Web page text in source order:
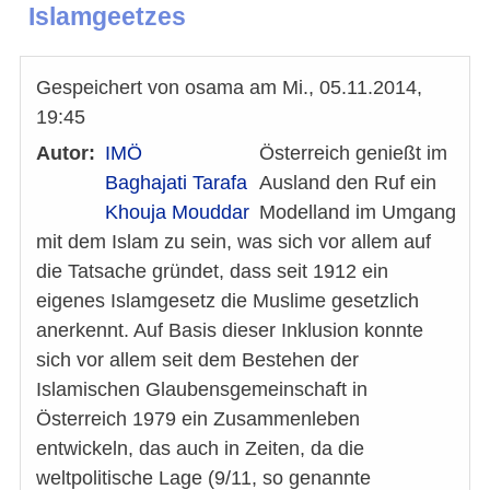
Islamgeetzes
Gespeichert von osama am Mi., 05.11.2014,
19:45
Autor
IMÖ
Baghajati Tarafa
Khouja Mouddar
Österreich genießt im
Ausland den Ruf ein
Modelland im Umgang
mit dem Islam zu sein, was sich vor allem auf
die Tatsache gründet, dass seit 1912 ein
eigenes Islamgesetz die Muslime gesetzlich
anerkennt. Auf Basis dieser Inklusion konnte
sich vor allem seit dem Bestehen der
Islamischen Glaubensgemeinschaft in
Österreich 1979 ein Zusammenleben
entwickeln, das auch in Zeiten, da die
weltpolitische Lage (9/11, so genannte